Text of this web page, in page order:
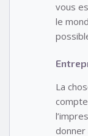
vous
le
La
donner